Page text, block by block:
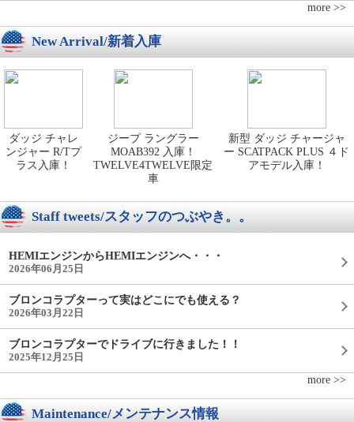
more >>
New Arrival/新着入庫
ダッジ チャレ
ンジャー R/Tプ
ラス入庫！
ジープ ラングラー
MOAB392 入庫！
TWELVE4TWELVE限定
車
新型 ダッジ チャージャ
ー SCATPACK PLUS ４ド
アモデル入庫！
Staff tweets/スタッフのつぶやき。。
HEMIエンジンからHEMIエンジンへ・・・
2026年06月25日
ブロンコラプターって実はどこにでも使える？
2026年03月22日
ブロンコラプターでドライブに行きました！！
2025年12月25日
more >>
Maintenance/メンテナンス情報